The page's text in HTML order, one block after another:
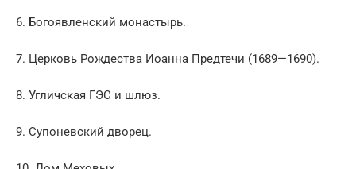
6. Богоявленский монастырь.
7. Церковь Рождества Иоанна Предтечи (1689—1690).
8. Угличская ГЭС и шлюз.
9. Супоневский дворец.